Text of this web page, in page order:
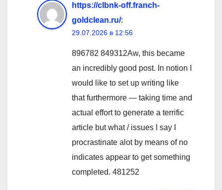
https://clbnk-off.franch-
goldclean.ru/:
29.07.2026 в 12:56
896782 849312Aw, this became
an incredibly good post. In notion I
would like to set up writing like
that furthermore — taking time and
actual effort to generate a terrific
article but what / issues I say I
procrastinate alot by means of no
indicates appear to get something
completed. 481252